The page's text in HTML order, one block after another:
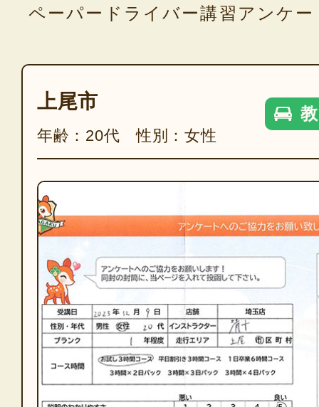
ペーパードライバー講習アンケー
上尾市
年齢：20代 性別：女性